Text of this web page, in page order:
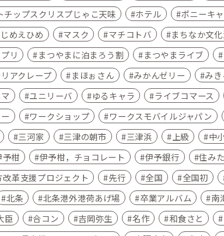
チップスクリスプじゃこ天味 ホテル ポニーキ
めえひめ マスク マチコトバ まちなか文
リ まつやまに泊まろう割 まつやまライブ
アクレープ まほぉさん みかんゼリー み
ユニリーバ ゆるキャラ ライブコマース
ワークショップ ワークスモバイルジャパン
三河家 三津の朝市 三津浜 上級 中
予柑 伊予柑，チョコレート 伊予銀行
住み
改革支援プロジェクト 先行 全国 全国初
北条 北条港外港荷あげ場 卒業アルバム 南
臣 合コン 吉岡弥生 名作 和食さと